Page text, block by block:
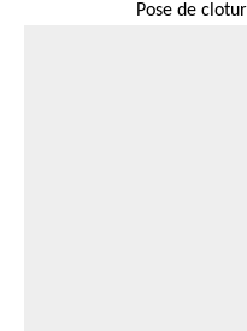
Pose de